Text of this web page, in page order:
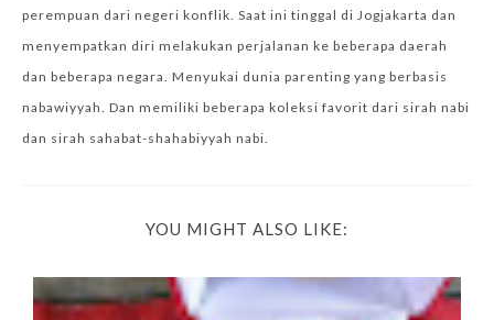
perempuan dari negeri konflik. Saat ini tinggal di Jogjakarta dan
menyempatkan diri melakukan perjalanan ke beberapa daerah
dan beberapa negara. Menyukai dunia parenting yang berbasis
nabawiyyah. Dan memiliki beberapa koleksi favorit dari sirah nabi
dan sirah sahabat-shahabiyyah nabi.
YOU MIGHT ALSO LIKE: